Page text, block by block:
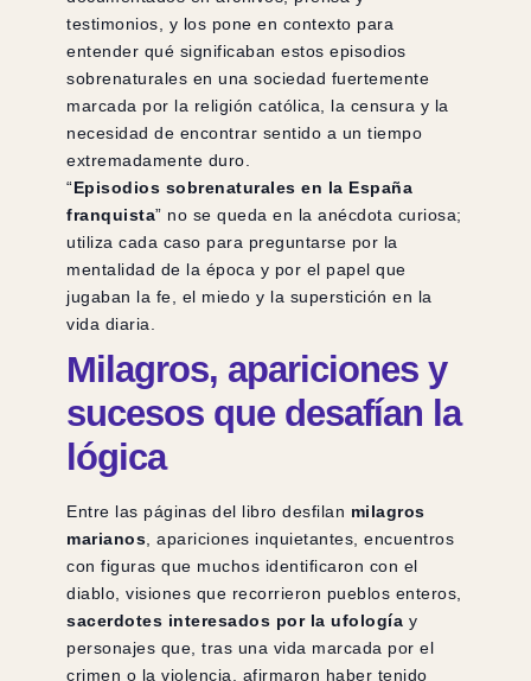
testimonios, y los pone en contexto para
entender qué significaban estos episodios
sobrenaturales en una sociedad fuertemente
marcada por la religión católica, la censura y la
necesidad de encontrar sentido a un tiempo
extremadamente duro.
“Episodios sobrenaturales en la España
franquista” no se queda en la anécdota curiosa;
utiliza cada caso para preguntarse por la
mentalidad de la época y por el papel que
jugaban la fe, el miedo y la superstición en la
vida diaria.
Milagros, apariciones y
sucesos que desafían la
lógica
Entre las páginas del libro desfilan milagros
marianos , apariciones inquietantes, encuentros
con figuras que muchos identificaron con el
diablo, visiones que recorrieron pueblos enteros,
sacerdotes interesados por la ufología y
personajes que, tras una vida marcada por el
crimen o la violencia, afirmaron haber tenido